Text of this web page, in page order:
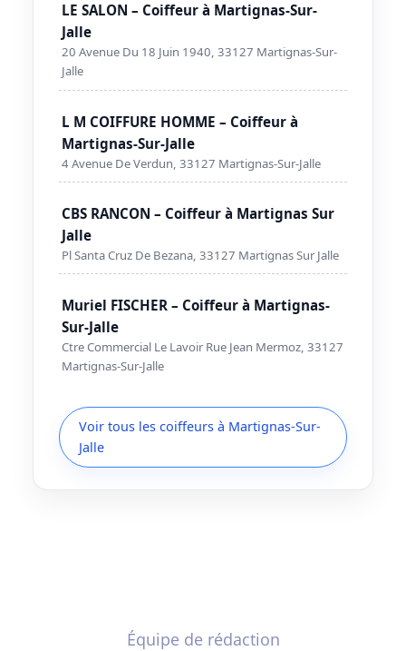
LE SALON – Coiffeur à Martignas-Sur-
Jalle
20 Avenue Du 18 Juin 1940, 33127 Martignas-Sur-
Jalle
L M COIFFURE HOMME – Coiffeur à
Martignas-Sur-Jalle
4 Avenue De Verdun, 33127 Martignas-Sur-Jalle
CBS RANCON – Coiffeur à Martignas Sur
Jalle
Pl Santa Cruz De Bezana, 33127 Martignas Sur Jalle
Muriel FISCHER – Coiffeur à Martignas-
Sur-Jalle
Ctre Commercial Le Lavoir Rue Jean Mermoz, 33127
Martignas-Sur-Jalle
Voir tous les coiffeurs à Martignas-Sur-
Jalle
Équipe de rédaction